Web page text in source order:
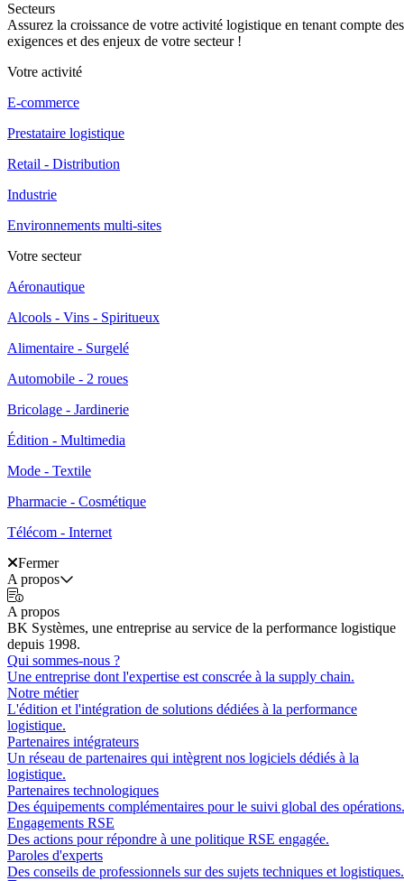
Secteurs
Assurez la croissance de votre activité logistique en tenant compte des
exigences et des enjeux de votre secteur !
Votre activité
E-commerce
Prestataire logistique
Retail - Distribution
Industrie
Environnements multi-sites
Votre secteur
Aéronautique
Alcools - Vins - Spiritueux
Alimentaire - Surgelé
Automobile - 2 roues
Bricolage - Jardinerie
Édition - Multimedia
Mode - Textile
Pharmacie - Cosmétique
Télécom - Internet
Fermer
A propos
A propos
BK Systèmes, une entreprise au service de la performance logistique
depuis 1998.
Qui sommes-nous ?
Une entreprise dont l'expertise est conscrée à la supply chain.
Notre métier
L'édition et l'intégration de solutions dédiées à la performance
logistique.
Partenaires intégrateurs
Un réseau de partenaires qui intègrent nos logiciels dédiés à la
logistique.
Partenaires technologiques
Des équipements complémentaires pour le suivi global des opérations.
Engagements RSE
Des actions pour répondre à une politique RSE engagée.
Paroles d'experts
Des conseils de professionnels sur des sujets techniques et logistiques.